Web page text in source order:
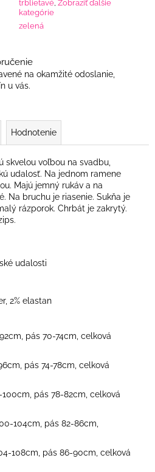
trblietavé Zobraziť ďalšie
kategórie
zelená
na okamžité odoslanie,
u vás.
Hodnotenie
skvelou voľbou na svadbu,
udalosť. Na jednom ramene
Majú jemný rukáv a na
Na bruchu je riasenie. Sukňa je
rázporok. Chrbát je zakrytý.
udalosti
2% elastan
pás 70-74cm, celková
pás 74-78cm, celková
pás 78-82cm, celková
104cm, pás 82-86cm,
108cm, pás 86-90cm, celková